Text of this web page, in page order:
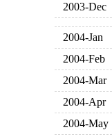
2003-Dec
2004-Jan
2004-Feb
2004-Mar
2004-Apr
2004-May